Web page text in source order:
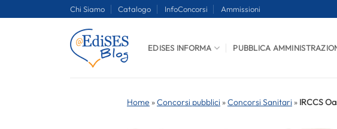
Chi Siamo Catalogo InfoConcorsi Ammissioni
EDISES INFORMA PUBBLICA
Home »Concorsi pubblici »Concorsi Sanitari » IRCCS